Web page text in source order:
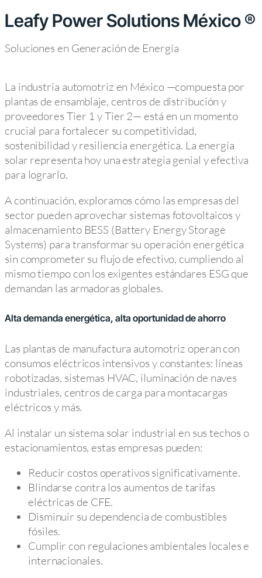
Leafy Power Solutions México ®
Soluciones en Generación de Energía
La industria automotriz en México —compuesta por
plantas de ensamblaje, centros de distribución y
proveedores Tier 1 y Tier 2— está en un momento
crucial para fortalecer su competitividad,
sostenibilidad y resiliencia energética. La energía
solar representa hoy una estrategia genial y efectiva
para lograrlo.
A continuación, exploramos cómo las empresas del
sector pueden aprovechar sistemas fotovoltaicos y
almacenamiento BESS (Battery Energy Storage
Systems) para transformar su operación energética
sin comprometer su flujo de efectivo, cumpliendo al
mismo tiempo con los exigentes estándares ESG que
demandan las armadoras globales.
Alta demanda energética, alta oportunidad de ahorro
Las plantas de manufactura automotriz operan con
consumos eléctricos intensivos y constantes: líneas
robotizadas, sistemas HVAC, iluminación de naves
industriales, centros de carga para montacargas
eléctricos y más.
Al instalar un sistema solar industrial en sus techos o
estacionamientos, estas empresas pueden:
Reducir costos operativos significativamente.
Blindarse contra los aumentos de tarifas
eléctricas de CFE.
Disminuir su dependencia de combustibles
fósiles.
Cumplir con regulaciones ambientales locales e
internacionales.